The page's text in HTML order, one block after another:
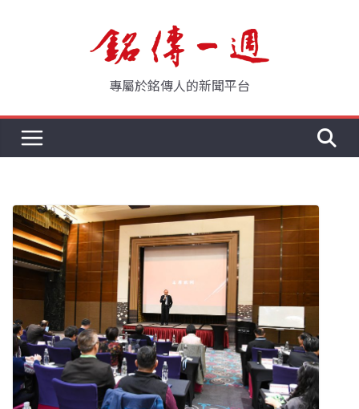
專屬於銘傳人的新聞平台